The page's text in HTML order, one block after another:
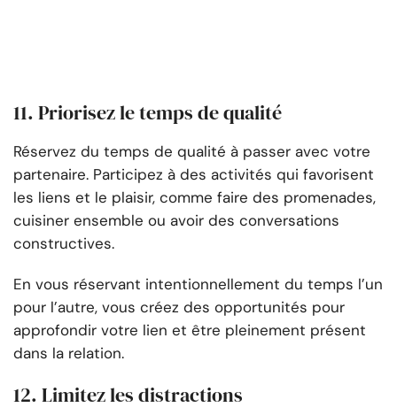
11. Priorisez le temps de qualité
Réservez du temps de qualité à passer avec votre
partenaire. Participez à des activités qui favorisent
les liens et le plaisir, comme faire des promenades,
cuisiner ensemble ou avoir des conversations
constructives.
En vous réservant intentionnellement du temps l’un
pour l’autre, vous créez des opportunités pour
approfondir votre lien et être pleinement présent
dans la relation.
12. Limitez les distractions